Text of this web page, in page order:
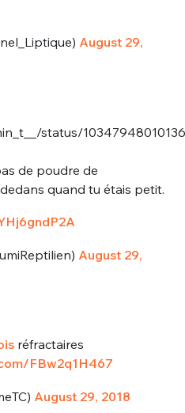
August 29,
status/
de poudre de
quand tu étais petit.
August 29,
réfractaires
FBw2q1H467
August 29, 2018